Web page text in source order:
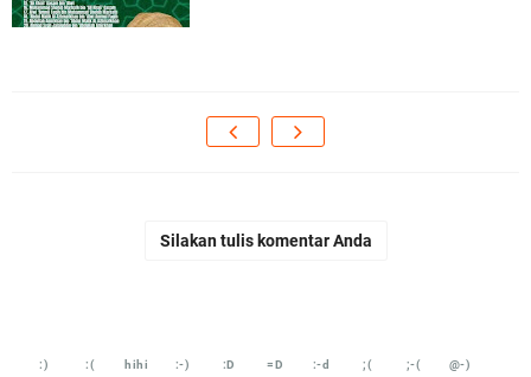
Silakan tulis komentar Anda
:) :( hihi :-) :D =D :-d ;( ;-( @-)